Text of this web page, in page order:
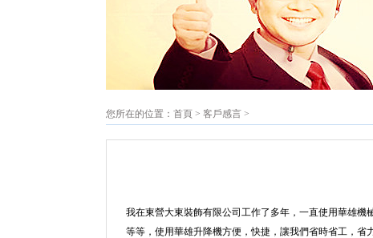
您所在的位置： 首頁 > 客戶感言 >
我在東營大東裝飾有限公司工作了多年，一直使用華雄機
等等，使用華雄升降機方便，快捷，讓我們省時省工，省力